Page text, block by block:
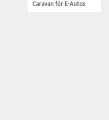
Caravan für E-Autos